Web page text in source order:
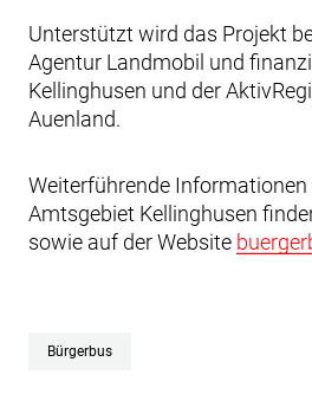
Unterstützt wird das Projekt
Agentur Landmobil und
Kellinghusen und der
Auenland.
Weiterführende
Amtsgebiet Kellinghusen
sowie auf der Website
Bürgerbus